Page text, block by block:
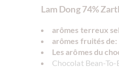
Lam Dong 74%
arômes terreux
arômes fruités de:
Les arômes du
Chocolat Bean-To-